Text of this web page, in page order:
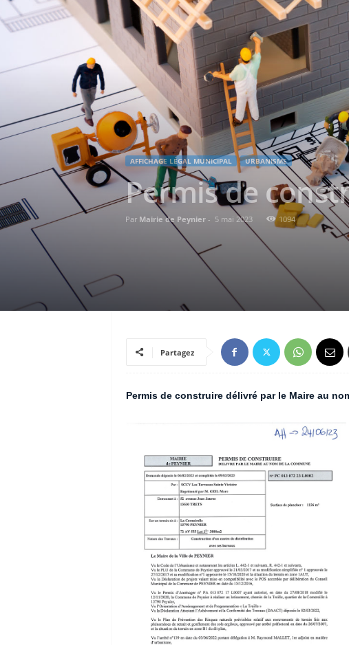
AFFICHAGE LÉGAL MUNICIPAL URBANISME
Permis de
Par Mairie de Peynier- 5 mai 2023 1094
Partagez
Permis de construire délivré par le Maire au